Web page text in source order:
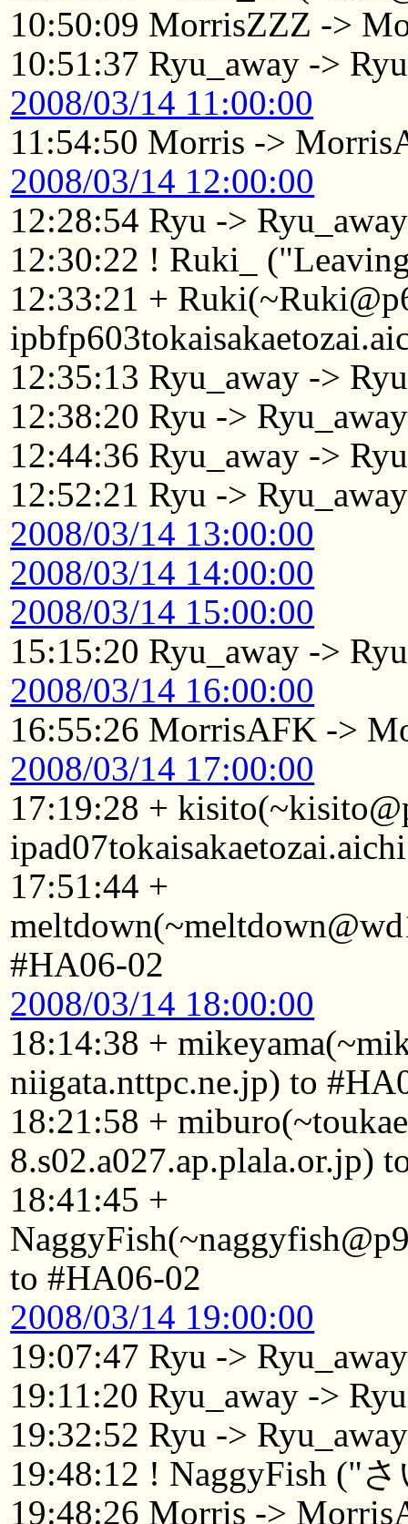
10:50:09 MorrisZZZ ->
10:51:37 Ryu_away -> Ryu
2008/03/14 11:00:00
11:54:50 Morris ->
2008/03/14 12:00:00
12:28:54 Ryu -> Ryu_away
12:30:22 ! Ruki_
12:33:21 +
12:35:13 Ryu_away -> Ryu
12:38:20 Ryu -> Ryu_away
12:44:36 Ryu_away -> Ryu
12:52:21 Ryu -> Ryu_away
2008/03/14 13:00:00
2008/03/14 14:00:00
2008/03/14 15:00:00
15:15:20 Ryu_away -> Ryu
2008/03/14 16:00:00
16:55:26 MorrisAFK ->
2008/03/14 17:00:00
17:19:28 +
17:51:44 +
#HA06-02
2008/03/14 18:00:00
18:14:38 +
niigata.nttpc.ne.jp) to
18:21:58 +
8.s02.a027.ap.plala.or.jp)
18:41:45 +
to #HA06-02
2008/03/14 19:00:00
19:07:47 Ryu -> Ryu_away
19:11:20 Ryu_away -> Ryu
19:32:52 Ryu -> Ryu_away
19:48:12 ! NaggyFish ("
19:48:26 Morris ->